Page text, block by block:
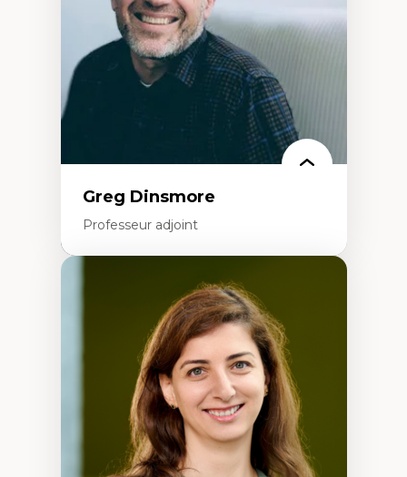
Formation à l’enseignement en contexte
francophone minoritaire
Identité linguistique et culturelle
Recherche-action et approches
participatives
Leadership éducatif et pratiques réflexives
Éducation durable et bien-être en
Greg Dinsmore
Professeur adjoint
Fragmentation des auditoires médiatiques
Analyse multi-plateforme des auditoires
médiatiques
Analyse des comportements numériques à
travers les données massives et l’IA
Recherche quantitative et qualitative sur
les auditoires médiatiques
Épistémologie des techniques de recherche
numérique et l’IA
Théorie des droits de la personne
La pensée politique d’Hannah Arendt
La pensée politique à l’ère numérique